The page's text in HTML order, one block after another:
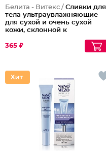
Белита - Витекс / Сливки для
тела ультраувлажняющие
для сухой и очень сухой
кожи, склонной к
Panthenol Urea
365 ₽